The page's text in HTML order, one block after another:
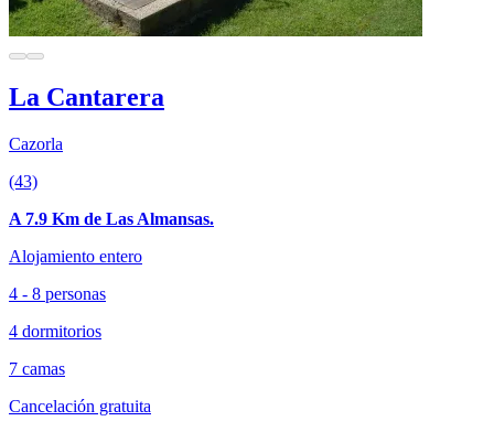
La Cantarera
Cazorla
(43)
A 7.9 Km de Las Almansas.
Alojamiento entero
4 - 8 personas
4 dormitorios
7 camas
Cancelación gratuita